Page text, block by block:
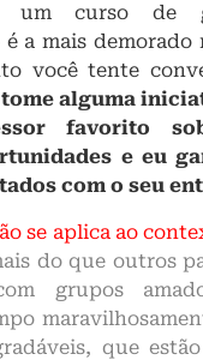
um curso de
a mais demorado
você tente
tome alguma
favorito
e eu
com o seu
se aplica ao
do que outros
grupos
que